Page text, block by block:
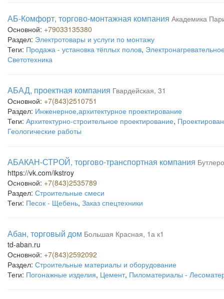
АБ-Комфорт, торгово-монтажная компания Академика
Основной: +79033135380
Раздел: Электротовары и услуги по монтажу
Теги: Продажа - установка тёплых полов,
Светотехника
АБАД, проектная компания Гвардейская, 31
Основной: +7(843)2510751
Раздел: Инженерное,архитектурное проектирование
Теги: Архитектурно-строительное проектирование,
Геологические работы
АБАКАН-СТРОЙ, торгово-транспортная компания
https://vk.com/ikstroy
Основной: +7(843)2535789
Раздел: Строительные смеси
Теги: Песок - Щебень, Заказ спецтехники
Абан, торговый дом Большая Красная, 1а к1
td-aban.ru
Основной: +7(843)2592092
Раздел: Строительные материалы и оборудование
Теги: Погонажные изделия, Цемент, Пиломатериалы -